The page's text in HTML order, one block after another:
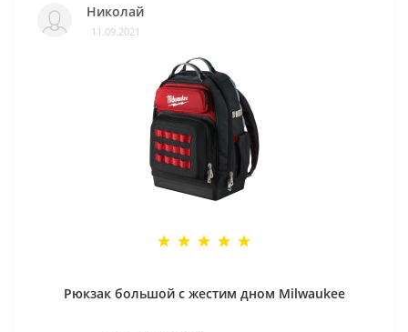
Николай
11.09.2021
Рюкзак большой с жестим дном Milwaukee